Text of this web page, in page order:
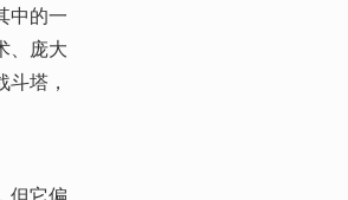
中的一
、庞大
塔，